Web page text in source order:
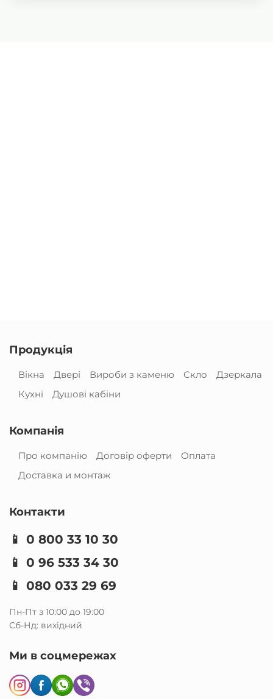
Продукція
Вікна Двері Вироби з каменю Скло
Дзеркала
Кухні
Душові кабіни
Компанія
Про компанію Договір оферти
Оплата
Доставка и монтаж
Контакти
📱 0 800 33 10 30
📱 0 96 533 34 30
📱 080 033 29 69
Пн-Пт з 10:00 до 19:00
Сб-Нд: вихідний
Ми в соцмережах